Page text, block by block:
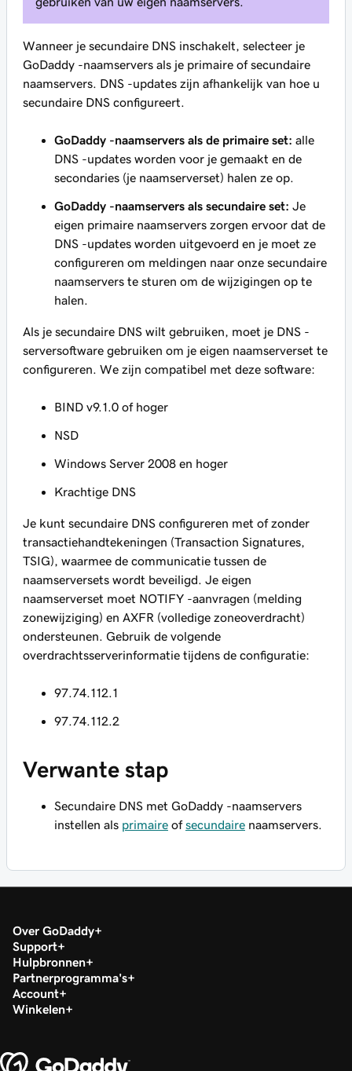
Wanneer je secundaire DNS inschakelt, selecteer je
GoDaddy -naamservers als je primaire of secundaire
naamservers. DNS -updates zijn afhankelijk van hoe u
secundaire DNS configureert.
GoDaddy -naamservers als de primaire set: alle
DNS -updates worden voor je gemaakt en de
secondaries (je naamserverset) halen ze op.
GoDaddy -naamservers als secundaire set: Je
eigen primaire naamservers zorgen ervoor dat de
DNS -updates worden uitgevoerd en je moet ze
configureren om meldingen naar onze secundaire
naamservers te sturen om de wijzigingen op te
halen.
Als je secundaire DNS wilt gebruiken, moet je DNS -
serversoftware gebruiken om je eigen naamserverset te
configureren. We zijn compatibel met deze software:
BIND v9.1.0 of hoger
NSD
Windows Server 2008 en hoger
Krachtige DNS
Je kunt secundaire DNS configureren met of zonder
transactiehandtekeningen (Transaction Signatures,
TSIG), waarmee de communicatie tussen de
naamserversets wordt beveiligd. Je eigen
naamserverset moet NOTIFY -aanvragen (melding
zonewijziging) en AXFR (volledige zoneoverdracht)
ondersteunen. Gebruik de volgende
overdrachtsserverinformatie tijdens de configuratie:
97.74.112.1
97.74.112.2
Verwante stap
Secundaire DNS met GoDaddy -naamservers
instellen als primaire ofsecundaire naamservers.
Over GoDaddy
Support
Hulpbronnen
Partnerprogramma's
Account
Winkelen